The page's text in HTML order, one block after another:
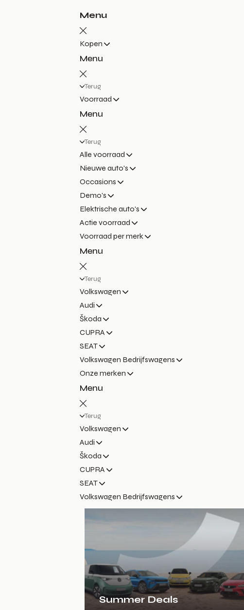
Menu
Kopen
Menu
Terug
Voorraad
Menu
Terug
Alle voorraad
Nieuwe auto's
Occasions
Demo's
Elektrische auto's
Actie voorraad
Voorraad per merk
Menu
Terug
Volkswagen
Audi
Škoda
CUPRA
SEAT
Volkswagen Bedrijfswagens
Onze merken
Menu
Terug
Volkswagen
Audi
Škoda
CUPRA
SEAT
Volkswagen Bedrijfswagens
Summer Deals